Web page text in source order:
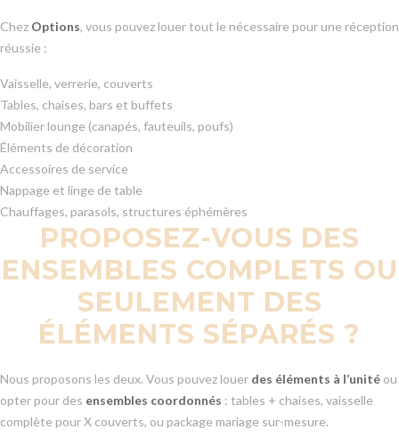
Chez Options, vous pouvez louer tout le nécessaire pour une réception
réussie :
Vaisselle, verrerie, couverts
Tables, chaises, bars et buffets
Mobilier lounge (canapés, fauteuils, poufs)
Éléments de décoration
Accessoires de service
Nappage et linge de table
Chauffages, parasols, structures éphémères
PROPOSEZ-VOUS DES
ENSEMBLES COMPLETS OU
SEULEMENT DES
ÉLÉMENTS SÉPARÉS ?
Nous proposons les deux. Vous pouvez louer des éléments à l’unité ou
opter pour des ensembles coordonnés : tables + chaises, vaisselle
complète pour X couverts, ou package mariage sur-mesure.